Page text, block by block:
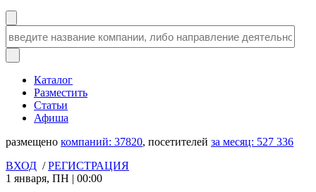
Каталог
Разместить
Статьи
Афиша
размещено компаний: 37820, посетителей за месяц: 527 336
ВХОД /РЕГИСТРАЦИЯ
1 января, ПН | 00:00